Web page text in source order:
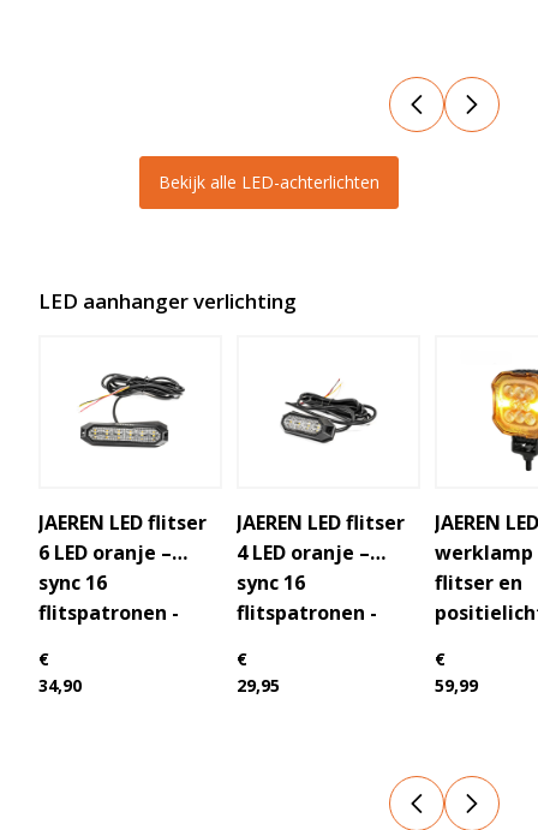
Bekijk alle LED-achterlichten
LED aanhanger verlichting
JAEREN LED flitser
6 LED oranje –
sync 16
flitspatronen -
€
34,90
JAEREN LED flitser
4 LED oranje –
sync 16
flitspatronen -
€
29,95
JAEREN LED
flitser en
€
59,99